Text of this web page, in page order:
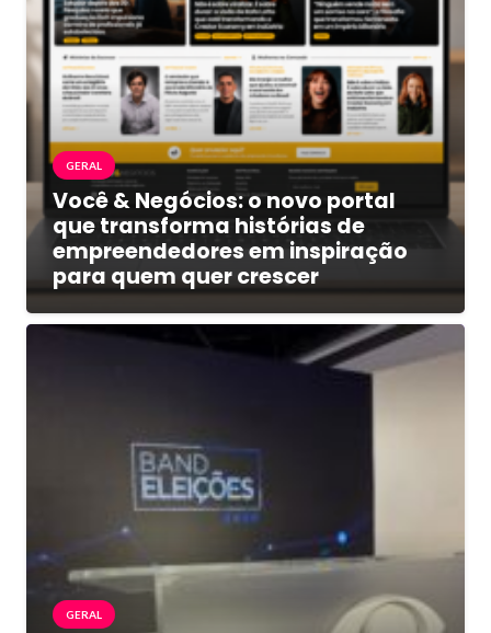
GERAL
Você & Negócios: o novo portal
que transforma histórias de
empreendedores em inspiração
para quem quer crescer
GERAL